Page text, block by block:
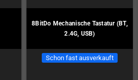
8BitDo Mechanische Tastatur (BT,
2.4G, USB)
Schon fast ausverkauft